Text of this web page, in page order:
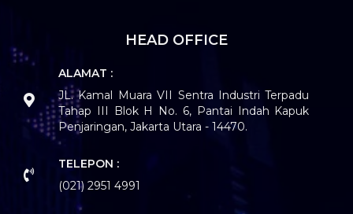
HEAD OFFICE
ALAMAT :
JL. Kamal Muara VII Sentra Industri Terpadu
Tahap III Blok H No. 6, Pantai Indah Kapuk
Penjaringan, Jakarta Utara - 14470.
TELEPON :
(021) 2951 4991